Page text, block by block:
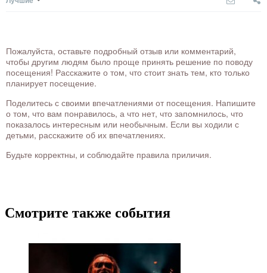
Пожалуйста, оставьте подробный отзыв или комментарий,
чтобы другим людям было проще принять решение по поводу
посещения! Расскажите о том, что стоит знать тем, кто только
планирует посещение.
Поделитесь с своими впечатлениями от посещения. Напишите
о том, что вам понравилось, а что нет, что запомнилось, что
показалось интересным или необычным. Если вы ходили с
детьми, расскажите об их впечатлениях.
Будьте корректны, и соблюдайте правила приличия.
Смотрите также события